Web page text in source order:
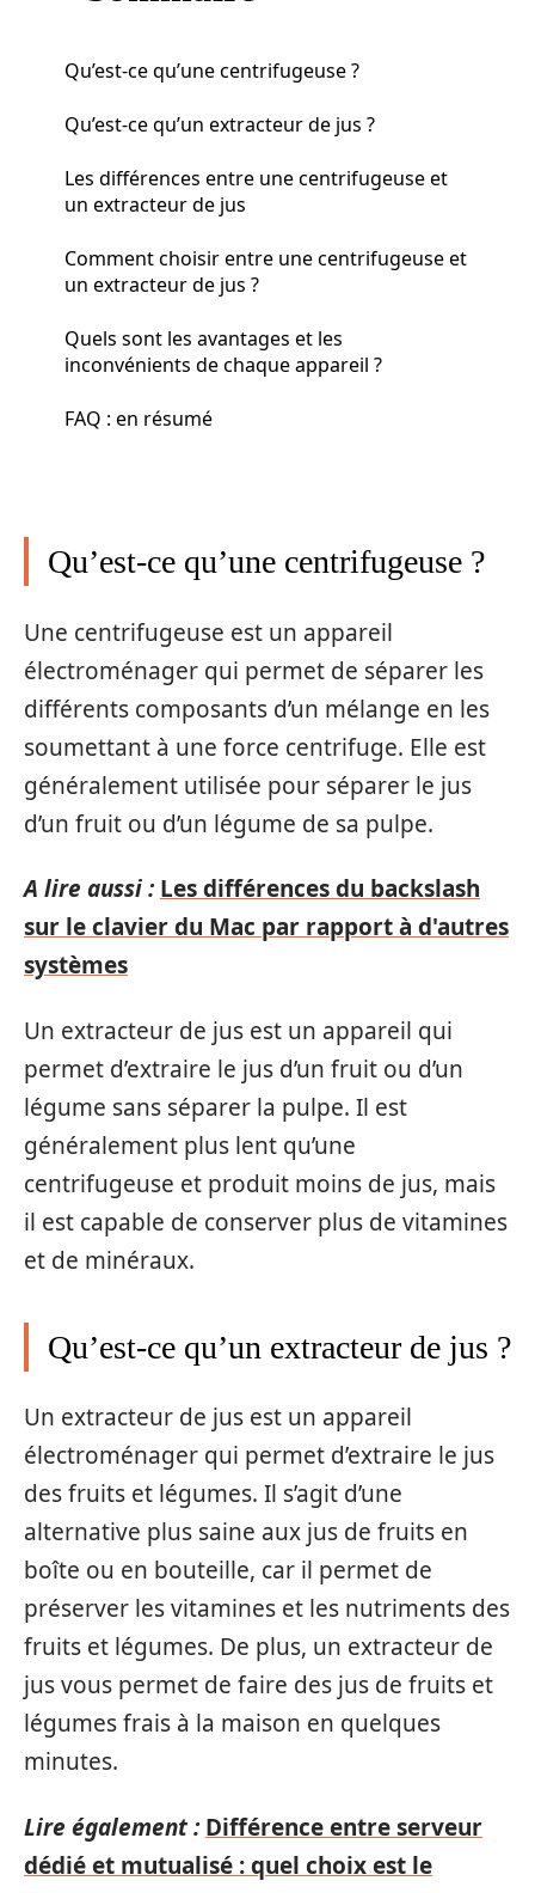
Qu’est-ce qu’une centrifugeuse ?
Qu’est-ce qu’un extracteur de jus ?
Les différences entre une centrifugeuse et
un extracteur de jus
Comment choisir entre une centrifugeuse et
un extracteur de jus ?
Quels sont les avantages et les
inconvénients de chaque appareil ?
FAQ : en résumé
Qu’est-ce qu’une centrifugeuse ?
Une centrifugeuse est un appareil
électroménager qui permet de séparer les
différents composants d’un mélange en les
soumettant à une force centrifuge. Elle est
généralement utilisée pour séparer le jus
d’un fruit ou d’un légume de sa pulpe.
A lire aussi : Les différences du backslash
sur le clavier du Mac par rapport à d'autres
systèmes
Un extracteur de jus est un appareil qui
permet d’extraire le jus d’un fruit ou d’un
légume sans séparer la pulpe. Il est
généralement plus lent qu’une
centrifugeuse et produit moins de jus, mais
il est capable de conserver plus de vitamines
et de minéraux.
Qu’est-ce qu’un extracteur de jus ?
Un extracteur de jus est un appareil
électroménager qui permet d’extraire le jus
des fruits et légumes. Il s’agit d’une
alternative plus saine aux jus de fruits en
boîte ou en bouteille, car il permet de
préserver les vitamines et les nutriments des
fruits et légumes. De plus, un extracteur de
jus vous permet de faire des jus de fruits et
légumes frais à la maison en quelques
minutes.
Lire également : Différence entre serveur
dédié et mutualisé : quel choix est le